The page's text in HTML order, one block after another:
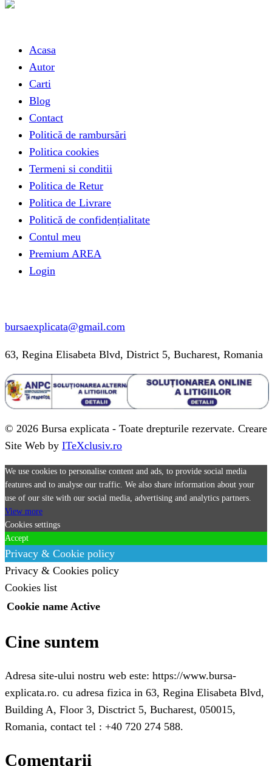
Acasa
Autor
Carti
Blog
Contact
Politică de rambursări
Politica cookies
Termeni si conditii
Politica de Retur
Politica de Livrare
Politică de confidențialitate
Contul meu
Premium AREA
Login
bursaexplicata@gmail.com
63, Regina Elisabeta Blvd, District 5, Bucharest, Romania
© 2026 Bursa explicata - Toate drepturile rezervate. Creare
Site Web by ITeXclusiv.ro
We use cookies to personalise content and ads, to provide social media
features and to analyse our traffic. We also share information about your
use of our site with our social media, advertising and analytics partners.
View more
Cookies settings
Accept
Privacy & Cookie policy
Privacy & Cookies policy
Cookies list
Cookie name Active
Cine suntem
Adresa site-ului nostru web este: https://www.bursa-
explicata.ro. cu adresa fizica in 63, Regina Elisabeta Blvd,
Building A, Floor 3, Disctrict 5, Bucharest, 050015,
Romania, contact tel : +40 720 274 588.
Comentarii